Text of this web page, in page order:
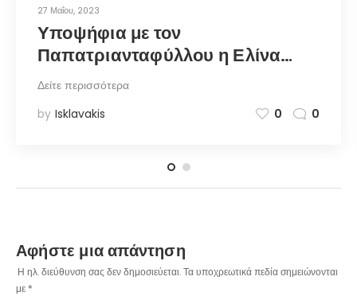
27 Μαΐου, 2023
Υποψήφια με τον
Παπατριανταφύλλου η Ελίνα
Ζενέτου, κόρη του δημιουργού
του Στρογγυλού – notia.gr
Δείτε περισσότερα
by Isklavakis 0 0
Αφήστε μια απάντηση
Η ηλ. διεύθυνση σας δεν δημοσιεύεται.Τα υποχρεωτικά πεδία σημειώνονται
με *